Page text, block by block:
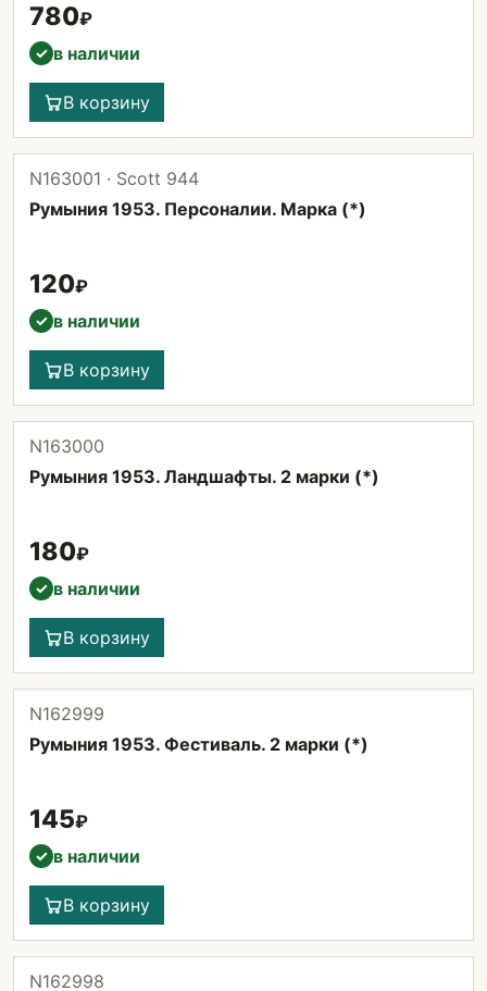
780₽
✓ в наличии
В корзину
N163001 · Scott 944
Румыния 1953. Персоналии. Марка (*)
120₽
✓ в наличии
В корзину
N163000
Румыния 1953. Ландшафты. 2 марки (*)
180₽
✓ в наличии
В корзину
N162999
Румыния 1953. Фестиваль. 2 марки (*)
145₽
✓ в наличии
В корзину
N162998